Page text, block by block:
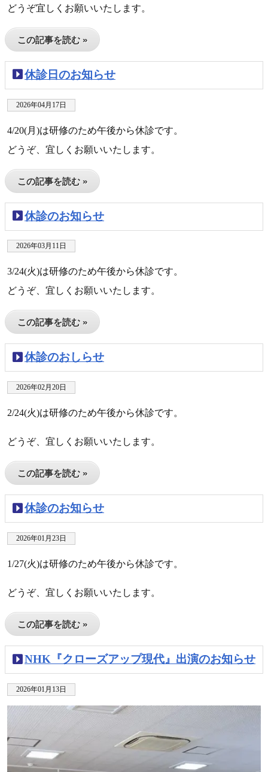
どうぞ宜しくお願いいたします。
この記事を読む »
休診日のお知らせ
2026年04月17日
4/20(月)は研修のため午後から休診です。
どうぞ、宜しくお願いいたします。
この記事を読む »
休診のお知らせ
2026年03月11日
3/24(火)は研修のため午後から休診です。
どうぞ、宜しくお願いいたします。
この記事を読む »
休診のおしらせ
2026年02月20日
2/24(火)は研修のため午後から休診です。
どうぞ、宜しくお願いいたします。
この記事を読む »
休診のお知らせ
2026年01月23日
1/27(火)は研修のため午後から休診です。
どうぞ、宜しくお願いいたします。
この記事を読む »
NHK『クローズアップ現代』出演のお知らせ
2026年01月13日